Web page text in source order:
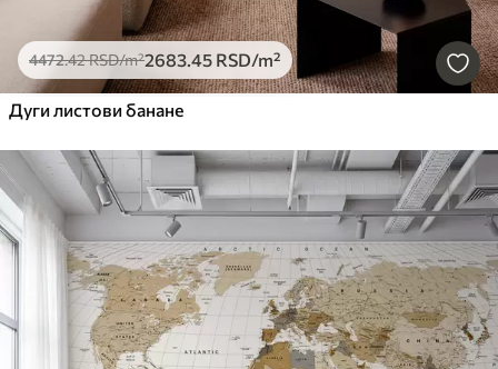
4472.42RSD/m²2683.45 RSD/m²
Дуги листови банане